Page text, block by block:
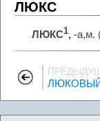
ЛЮКС
ЛЮКС1, -а,м.